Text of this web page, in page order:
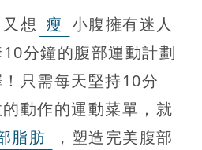
想 瘦 小腹擁有迷人
10分鐘的腹部運動計劃
只需每天堅持10分
動作的運動菜單，就
脂肪
，塑造完美腹部